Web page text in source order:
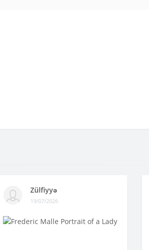
Zülfiyyə
19/07/2026